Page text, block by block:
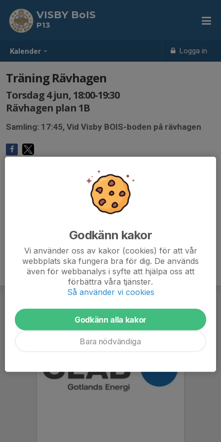
Kalender Logga in
VISBY BoIS
P13
Träning Rävhagen
Torsdag 4 jun, 18:00-19:30
Rävhagen plan 1B
Samling: 17:45, Vid Visby BOIS-boden på rävhagen
Godkänn kakor
Vi använder oss av kakor (cookies) för att vår
webbplats ska fungera bra för dig. De används
även för webbanalys i syfte att hjälpa oss att
förbättra våra tjänster.
Så använder vi cookies
Godkänn alla kakor
Bara nödvändiga